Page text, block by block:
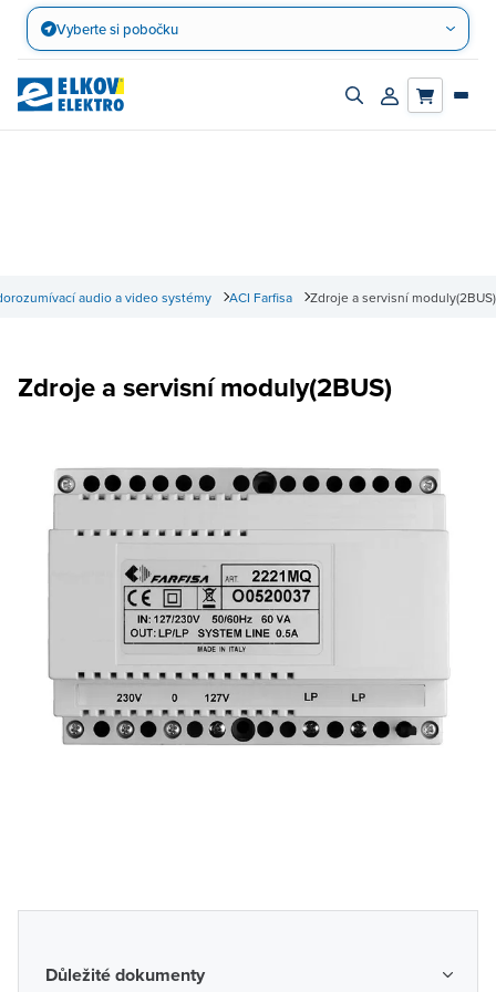
Přejít
obsah
Vyberte si pobočku
Zapnout/vypnout
Přihlásit/
Zdroje a servisní moduly(2BUS)
ACI Farfisa
audio a video systémy
Zdroje a servisní moduly(2BUS)
Důležité dokumenty